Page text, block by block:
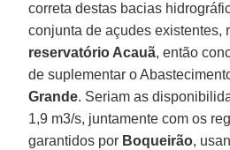
correta destas bacias
conjunta de açudes existentes,
reservatório Acauã, então
de suplementar o
Grande. Seriam as
1,9 m3/s, juntamente com os
garantidos por Boqueirão,